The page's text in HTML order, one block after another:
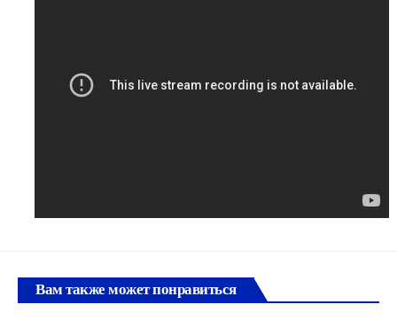
Вам также может понравиться